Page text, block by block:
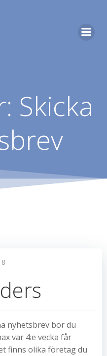
Skicka
nyhetsbrev bör du
var 4:e vecka får
finns olika företag du